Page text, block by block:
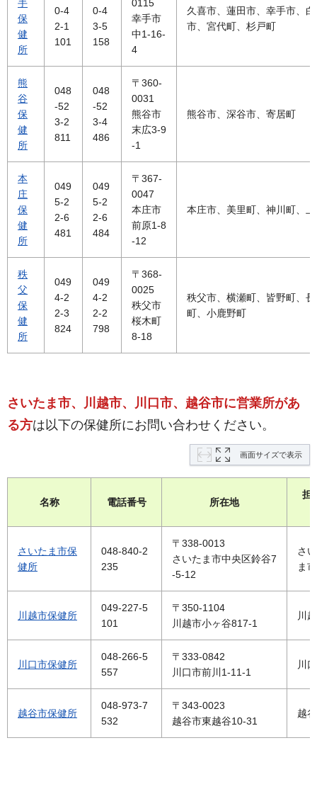
手
保
健
所
0-4
2-1
101
0-4
3-5
158
0115
幸手市
中1-16-
4
久喜市、蓮田市、幸手市、
市、宮代町、杉戸町
熊
谷
保
健
所
048
-52
3-2
811
048
-52
3-4
486
〒360-
0031
熊谷市
末広3-9
-1
熊谷市、深谷市、寄居町
本
庄
保
健
所
049
5-2
2-6
481
049
5-2
2-6
484
〒367-
0047
本庄市
前原1-8
-12
本庄市、美里町、神川町、
秩
父
保
健
所
049
4-2
2-3
824
049
4-2
2-2
798
〒368-
0025
秩父市
桜木町
8-18
秩父市、横瀬町、皆野町、
町、小鹿野町
さいたま市、川越市、川口市、越谷市に営業所があ
る方は以下の保健所にお問い合わせください。
画面サイズで表示
名称 電話番号 所在地
担
さいたま市保
健所
048-840-2
235
〒338-0013
さいたま市中央区鈴谷7
-5-12
さ
ま市
川越市保健所
049-227-5
101
〒350-1104
川越市小ヶ谷817-1
川
川口市保健所
048-266-5
557
〒333-0842
川口市前川1-11-1
川
越谷市保健所
048-973-7
532
〒343-0023
越谷市東越谷10-31
越